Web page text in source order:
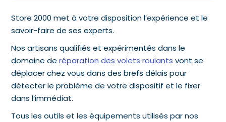
Store 2000 met à votre disposition l’expérience et le
savoir-faire de ses experts.
Nos artisans qualifiés et expérimentés dans le
domaine deréparation des volets roulantsvont se
déplacer chez vous dans des brefs délais pour
détecter le problème de votre dispositif et le fixer
dans l’immédiat.
Tous les outils et les équipements utilisés par nos